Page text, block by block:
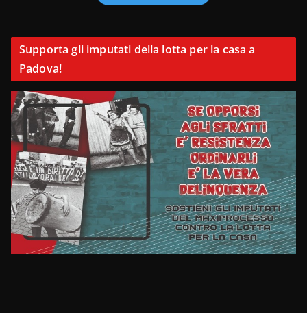
Supporta gli imputati della lotta per la casa a
Padova!